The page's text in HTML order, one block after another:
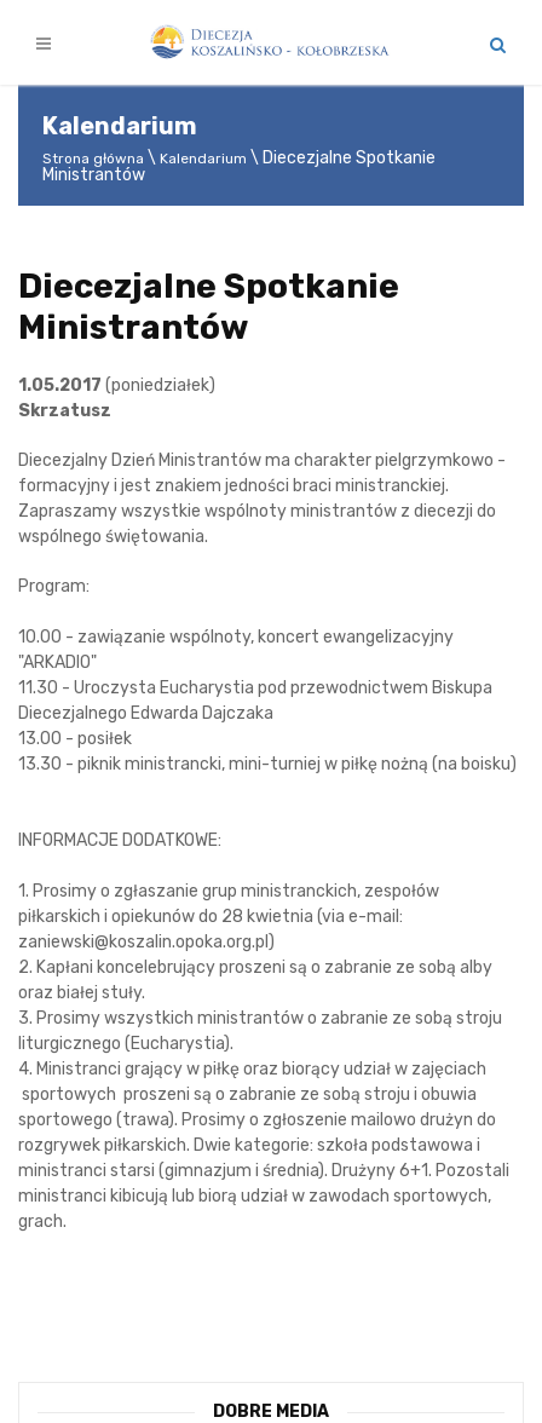
Kalendarium
Strona główna Kalendarium
Diecezjalne Spotkanie
Ministrantów
Diecezjalne Spotkanie
Ministrantów
1.05.2017 (poniedziałek)
Skrzatusz
Diecezjalny Dzień Ministrantów ma charakter pielgrzymkowo -
formacyjny i jest znakiem jedności braci ministranckiej.
Zapraszamy wszystkie wspólnoty ministrantów z diecezji do
wspólnego świętowania.
Program:
10.00 - zawiązanie wspólnoty, koncert ewangelizacyjny
"ARKADIO"
11.30 - Uroczysta Eucharystia pod przewodnictwem Biskupa
Diecezjalnego Edwarda Dajczaka
13.00 - posiłek
13.30 - piknik ministrancki, mini-turniej w piłkę nożną (na boisku)
INFORMACJE DODATKOWE:
1. Prosimy o zgłaszanie grup ministranckich, zespołów
piłkarskich i opiekunów do 28 kwietnia (via e-mail:
zaniewski@koszalin.opoka.org.pl)
2. Kapłani koncelebrujący proszeni są o zabranie ze sobą alby
oraz białej stuły.
3. Prosimy wszystkich ministrantów o zabranie ze sobą stroju
liturgicznego (Eucharystia).
4. Ministranci grający w piłkę oraz biorący udział w zajęciach
sportowych proszeni są o zabranie ze sobą stroju i obuwia
sportowego (trawa). Prosimy o zgłoszenie mailowo drużyn do
rozgrywek piłkarskich. Dwie kategorie: szkoła podstawowa i
ministranci starsi (gimnazjum i średnia). Drużyny 6+1. Pozostali
ministranci kibicują lub biorą udział w zawodach sportowych,
grach.
DOBRE MEDIA